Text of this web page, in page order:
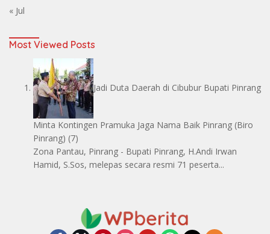
« Jul
Most Viewed Posts
Jadi Duta Daerah di Cibubur Bupati Pinrang
Minta Kontingen Pramuka Jaga Nama Baik Pinrang (Biro
Pinrang) (7)
Zona Pantau, Pinrang - Bupati Pinrang, H.Andi Irwan
Hamid, S.Sos, melepas secara resmi 71 peserta...